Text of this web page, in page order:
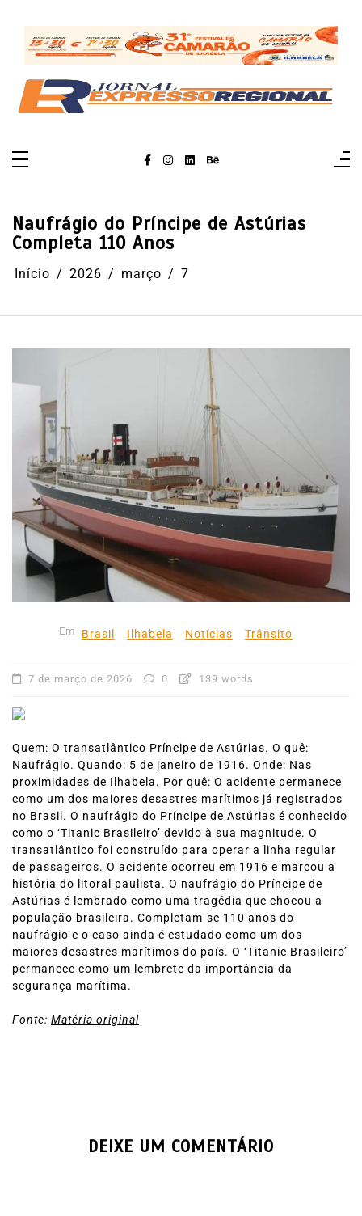
conteúdo
Naufrágio do Príncipe de Astúrias
Completa 110 Anos
Início 2026 março 7
Em Brasil Ilhabela Notícias Trânsito
7 de março de 2026 0 139 words
Quem: O transatlântico Príncipe de Astúrias. O quê:
Naufrágio. Quando: 5 de janeiro de 1916. Onde: Nas
proximidades de Ilhabela. Por quê: O acidente permanece
como um dos maiores desastres marítimos já registrados
no Brasil. O naufrágio do Príncipe de Astúrias é conhecido
como o ‘Titanic Brasileiro’ devido à sua magnitude. O
transatlântico foi construído para operar a linha regular
de passageiros. O acidente ocorreu em 1916 e marcou a
história do litoral paulista. O naufrágio do Príncipe de
Astúrias é lembrado como uma tragédia que chocou a
população brasileira. Completam-se 110 anos do
naufrágio e o caso ainda é estudado como um dos
maiores desastres marítimos do país. O ‘Titanic Brasileiro’
permanece como um lembrete da importância da
segurança marítima.
Fonte: Matéria original
DEIXE UM COMENTÁRIO